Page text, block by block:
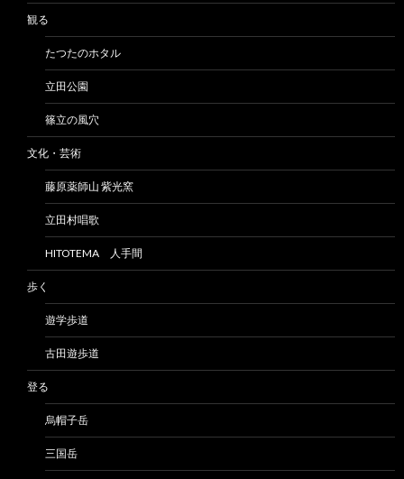
観る
たつたのホタル
立田公園
篠立の風穴
文化・芸術
藤原薬師山 紫光窯
立田村唱歌
HITOTEMA 人手間
歩く
遊学歩道
古田遊歩道
登る
烏帽子岳
三国岳